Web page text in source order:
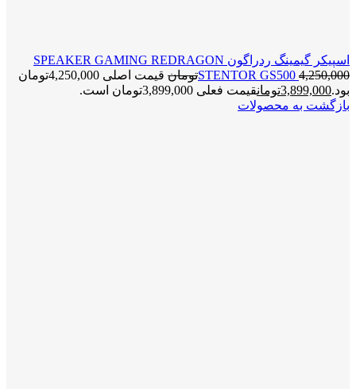
اسپیکر گیمینگ ردراگون SPEAKER GAMING REDRAGON
STENTOR GS500 4,250,000 تومان
قیمت اصلی 4,250,000تومان
بود.3,899,000تومانقیمت فعلی 3,899,000تومان است.
بازگشت به محصولات